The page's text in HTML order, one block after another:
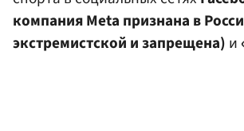
компания Meta признана в
экстремистской и запрещена) и